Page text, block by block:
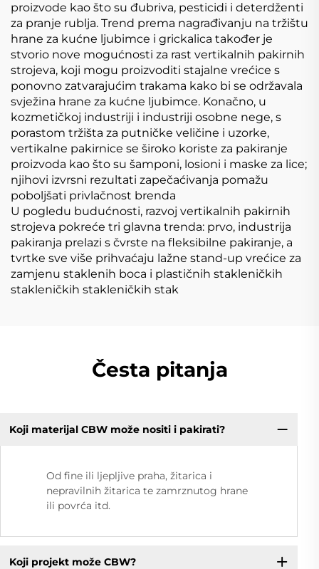
proizvode kao što su đubriva, pesticidi i deterdženti
za pranje rublja. Trend prema nagrađivanju na tržištu
hrane za kućne ljubimce i grickalica također je
stvorio nove mogućnosti za rast vertikalnih pakirnih
strojeva, koji mogu proizvoditi stajalne vrećice s
ponovno zatvarajućim trakama kako bi se održavala
svježina hrane za kućne ljubimce. Konačno, u
kozmetičkoj industriji i industriji osobne nege, s
porastom tržišta za putničke veličine i uzorke,
vertikalne pakirnice se široko koriste za pakiranje
proizvoda kao što su šamponi, losioni i maske za lice;
njihovi izvrsni rezultati zapečaćivanja pomažu
poboljšati privlačnost brenda
U pogledu budućnosti, razvoj vertikalnih pakirnih
strojeva pokreće tri glavna trenda: prvo, industrija
pakiranja prelazi s čvrste na fleksibilne pakiranje, a
tvrtke sve više prihvaćaju lažne stand-up vrećice za
zamjenu staklenih boca i plastičnih stakleničkih
stakleničkih stakleničkih stak
Česta pitanja
Koji materijal CBW može nositi i pakirati?
Od fine ili ljepljive praha, žitarica i
nepravilnih žitarica te zamrznutog hrane
ili povrća itd.
Koji projekt može CBW?